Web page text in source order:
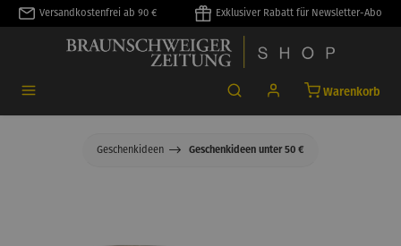
springen
Versandkostenfrei ab 90 € Exklusiver Rabatt für Newsletter-Abo
Warenkorb
Geschenkideen Geschenkideen unter 50 €